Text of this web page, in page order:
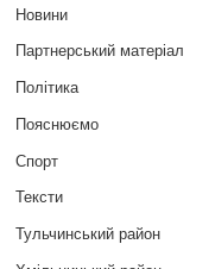
Новини
Партнерський матеріал
Політика
Пояснюємо
Спорт
Тексти
Тульчинський район